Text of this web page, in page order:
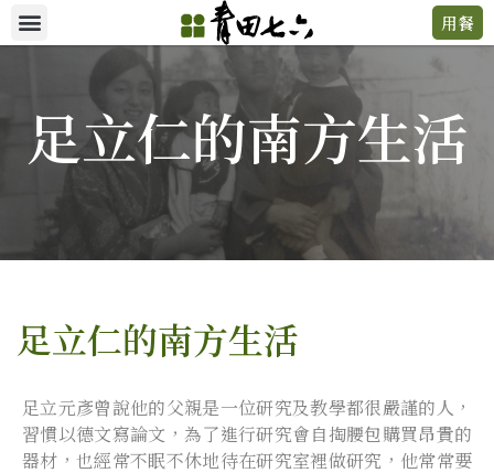
用餐
足立仁的南方生活
足立仁的南方生活​
足立元彥曾說他的父親是一位研究及教學都很嚴謹的人，
習慣以德文寫論文，為了進行研究會自掏腰包購買昂貴的
器材，也經常不眠不休地待在研究室裡做研究，他常常要